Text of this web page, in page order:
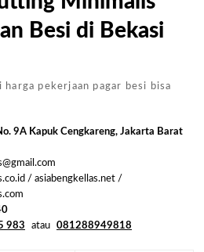
Besi di Bekasi
pekerjaan pagar besi bisa
9A Kapuk Cengkareng, Jakarta Barat
/ asiabengkellas.net /
983 atau 081288949818